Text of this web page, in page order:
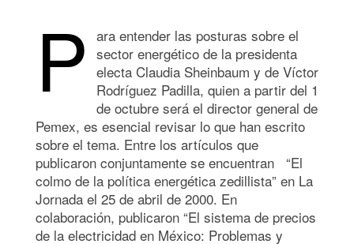
P ara entender las posturas sobre el
sector energético de la presidenta
electa Claudia Sheinbaum y de Víctor
Rodríguez Padilla, quien a partir del 1
de octubre será el director general de
Pemex, es esencial revisar lo que han escrito
sobre el tema. Entre los artículos que
publicaron conjuntamente se encuentran “El
colmo de la política energética zedillista” en La
Jornada el 25 de abril de 2000. En
colaboración, publicaron “El sistema de precios
de la electricidad en México: Problemas y